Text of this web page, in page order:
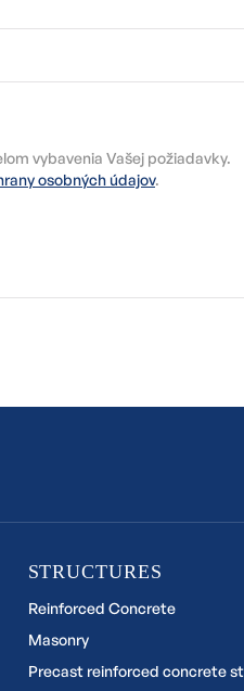
vybavenia Vašej požiadavky.
osobných údajov.
STRUCTURES
Reinforced Concrete
Masonry
Precast reinforced concrete